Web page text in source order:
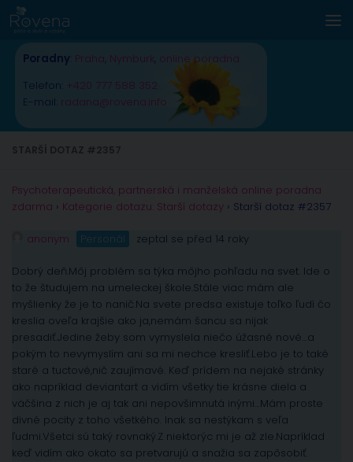
Skip to content
Poradny Praha Nymburk online poradna
Telefon: +420 777 588 352
E-mail: radana@rovena.info
Psychoterapeutická, partnerská i manželská online poradna
zdarma › Kategorie dotazu: Starší dotazy › Starší dotaz #2357
anonym Personál zeptal se před 14 roky
Dobrý deň.Môj problém sa týka môjho pohľadu na svet. Ide o
to že študujem na umeleckej škole.Stále viac mám ale
myšlienky že je to nanič.Na svete predsa existuje toľko ľudí čo
kreslia oveľa krajšie ako ja,nemám šancu sa nijak
presadiť.Jedine žeby som vymyslela niečo úžasné nové…a
pokým to nevymyslím ani sa mi nechce kresliť.Lebo je to také
staré a tuctové,nič zaujímavé. Keď prídem na nejaké stránky
ako napríklad deviantart a vidím všetky tie krásne diela a
väčšina z nich je aj tak ani nepovšimnutá inými…Mám proste
divné pocity z toho všetkého. Inak sa nestýkam s veľa
ľudmi.Všetci sú taký rovnaký.Z niektorýc mi je až zle.Napríklad
keď vidím ako okato sa pretvarujú a snažia sa zapôsobiť.